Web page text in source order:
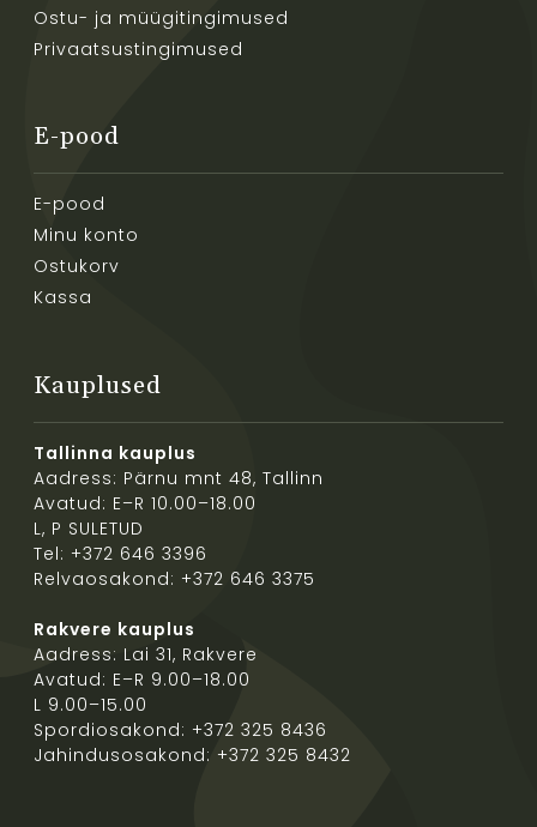
Ostu- ja müügitingimused
Privaatsustingimused
E-pood
E-pood
Minu konto
Ostukorv
Kassa
Kauplused
Tallinna kauplus
Aadress: Pärnu mnt 48, Tallinn
Avatud: E–R 10.00–18.00
L, P SULETUD
Tel: +372 646 3396
Relvaosakond: +372 646 3375
Rakvere kauplus
Aadress: Lai 31, Rakvere
Avatud: E–R 9.00–18.00
L 9.00–15.00
Spordiosakond: +372 325 8436
Jahindusosakond: +372 325 8432